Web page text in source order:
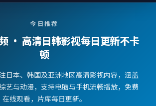
今日推荐
· 高清日韩影视每日更新不卡
顿
日本、韩国及亚洲地区高清影视内容，涵盖
艺与动漫，支持电脑与手机流畅播放，免费
在线观看，片库每日更新。